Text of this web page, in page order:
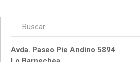
Avda. Paseo Pie Andino 5894